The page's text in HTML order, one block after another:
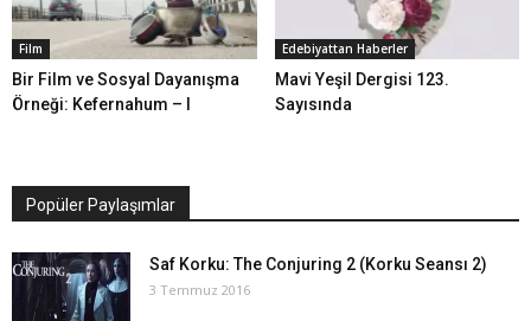
Film
Bir Film ve Sosyal Dayanışma
Örneği: Kefernahum – I
Edebiyattan Haberler
Mavi Yeşil Dergisi 123.
Sayısında
Popüler Paylaşımlar
Saf Korku: The Conjuring 2 (Korku Seansı 2)
3 Temmuz 2016